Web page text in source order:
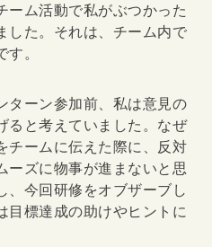
ーム活動で私がぶつかった
した。それは、チーム内で
。
ターン参加前、私は意見の
ると考えていました。なぜ
チームに伝えた際に、反対
ーズに物事が進まないと思
、今回研修をオブザーブし
目標達成の助けやヒントに